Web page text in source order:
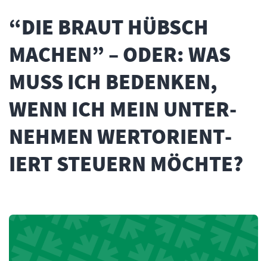
“DIE BRAUT HÜBSCH
MACHEN” – ODER: WAS
MUSS ICH BEDENKEN,
WENN ICH MEIN UNTER­
NEHMEN WERT­ORIENT­
IERT STEUERN MÖCHTE?